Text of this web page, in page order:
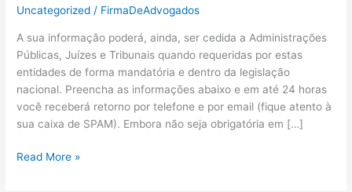
Uncategorized / FirmaDeAdvogados
A sua informação poderá, ainda, ser cedida a Administrações
Públicas, Juízes e Tribunais quando requeridas por estas
entidades de forma mandatória e dentro da legislação
nacional. Preencha as informações abaixo e em até 24 horas
você receberá retorno por telefone e por email (fique atento à
sua caixa de SPAM). Embora não seja obrigatória em […]
Países
Read More »